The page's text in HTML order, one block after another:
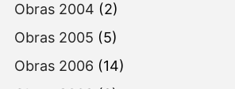
Obras 2004 (2)
Obras 2005 (5)
Obras 2006 (14)